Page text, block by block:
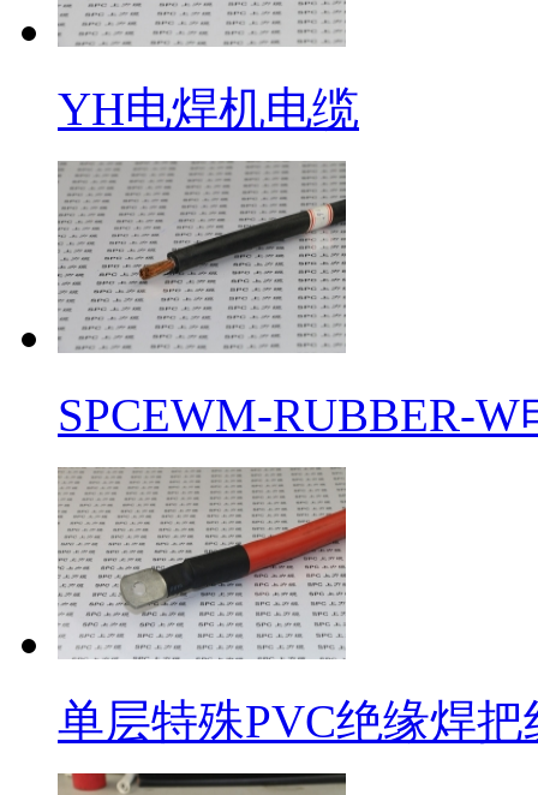
YH电焊机电缆
SPCEWM-RUBBER-
单层特殊PVC绝缘焊把